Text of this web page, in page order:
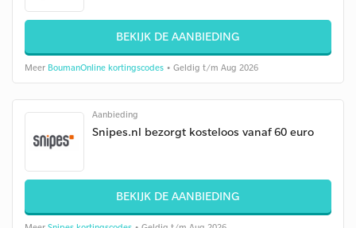
BEKIJK DE AANBIEDING
Meer BoumanOnline kortingscodes • Geldig t/m Aug 2026
Aanbieding
Snipes.nl bezorgt kosteloos vanaf 60 euro
BEKIJK DE AANBIEDING